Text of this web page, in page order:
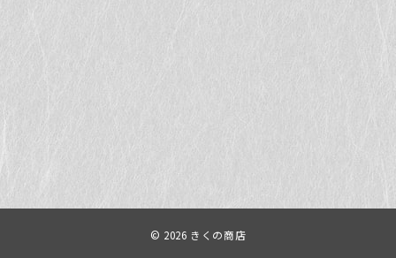
© 2026 きくの商店